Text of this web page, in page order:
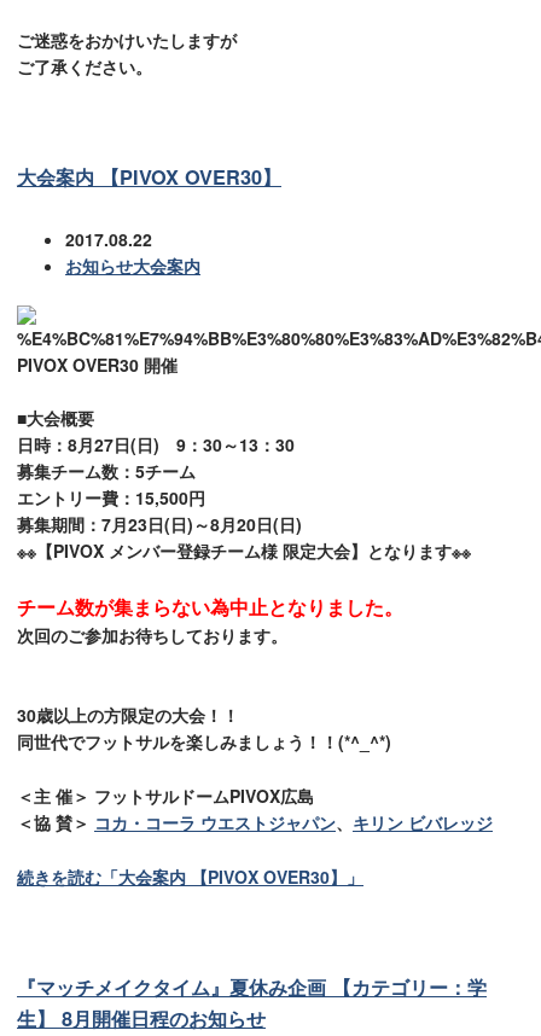
ご迷惑をおかけいたしますが
ご了承ください。
大会案内 【PIVOX OVER30】
2017.08.22
お知らせ大会案内
PIVOX OVER30 開催
■大会概要
日時：8月27日(日) 9：30～13：30
募集チーム数：5チーム
エントリー費：15,500円
募集期間：7月23日(日)～8月20日(日)
※※【PIVOX メンバー登録チーム様 限定大会】となります※※
チーム数が集まらない為中止となりました。
次回のご参加お待ちしております。
30歳以上の方限定の大会！！
同世代でフットサルを楽しみましょう！！(*^_^*)
＜主 催＞ フットサルドームPIVOX広島
＜協 賛＞ コカ・コーラ ウエストジャパン、 キリン ビバレッジ
続きを読む「大会案内 【PIVOX OVER30】」
『マッチメイクタイム』夏休み企画 【カテゴリー：学
生】 8月開催日程のお知らせ